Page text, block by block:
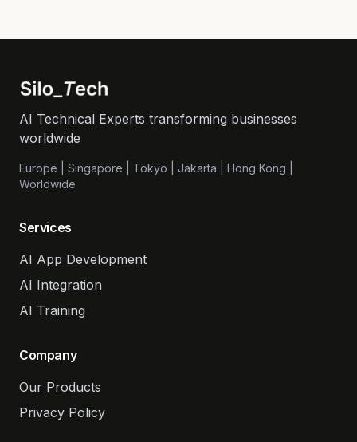
AI Technical Experts transforming businesses
worldwide
Europe | Singapore | Tokyo | Jakarta | Hong Kong |
Worldwide
Services
AI App Development
AI Integration
AI Training
Company
Our Products
Privacy Policy